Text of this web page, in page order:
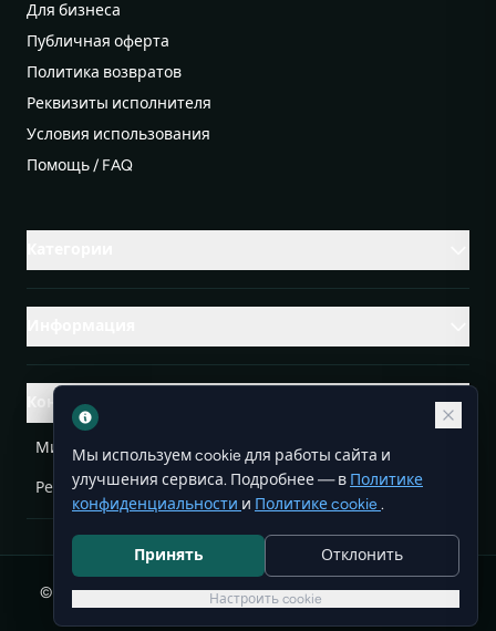
Для бизнеса
Публичная оферта
Политика возвратов
Реквизиты исполнителя
Условия использования
Помощь / FAQ
Контакты
Михаленко Руслан Леонидович, УНП ЕА3732804
Республика Беларусь info@doit.by
© 2026 DoIt — бесплатные объявления в Беларуси. Все
Мы используем cookie для работы сайта и
улучшения сервиса. Подробнее — в Политике
конфиденциальности и Политике cookie.
Принять Отклонить
Настроить cookie